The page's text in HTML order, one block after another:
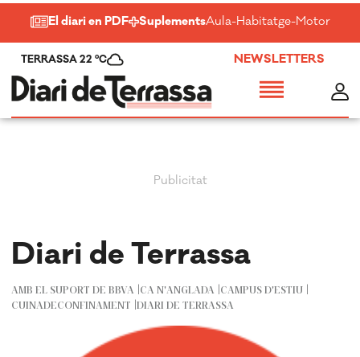
El diari en PDF SuplementsAula-Habitatge-Motor-
TERRASSA 22 ºC NEWSLETTERS
Diari de Terrassa
AMB EL SUPORT DE BBVA CA N'ANGLADA CAMPUS D'ESTIU
CUINADECONFINAMENT
DIARI DE TERRASSA